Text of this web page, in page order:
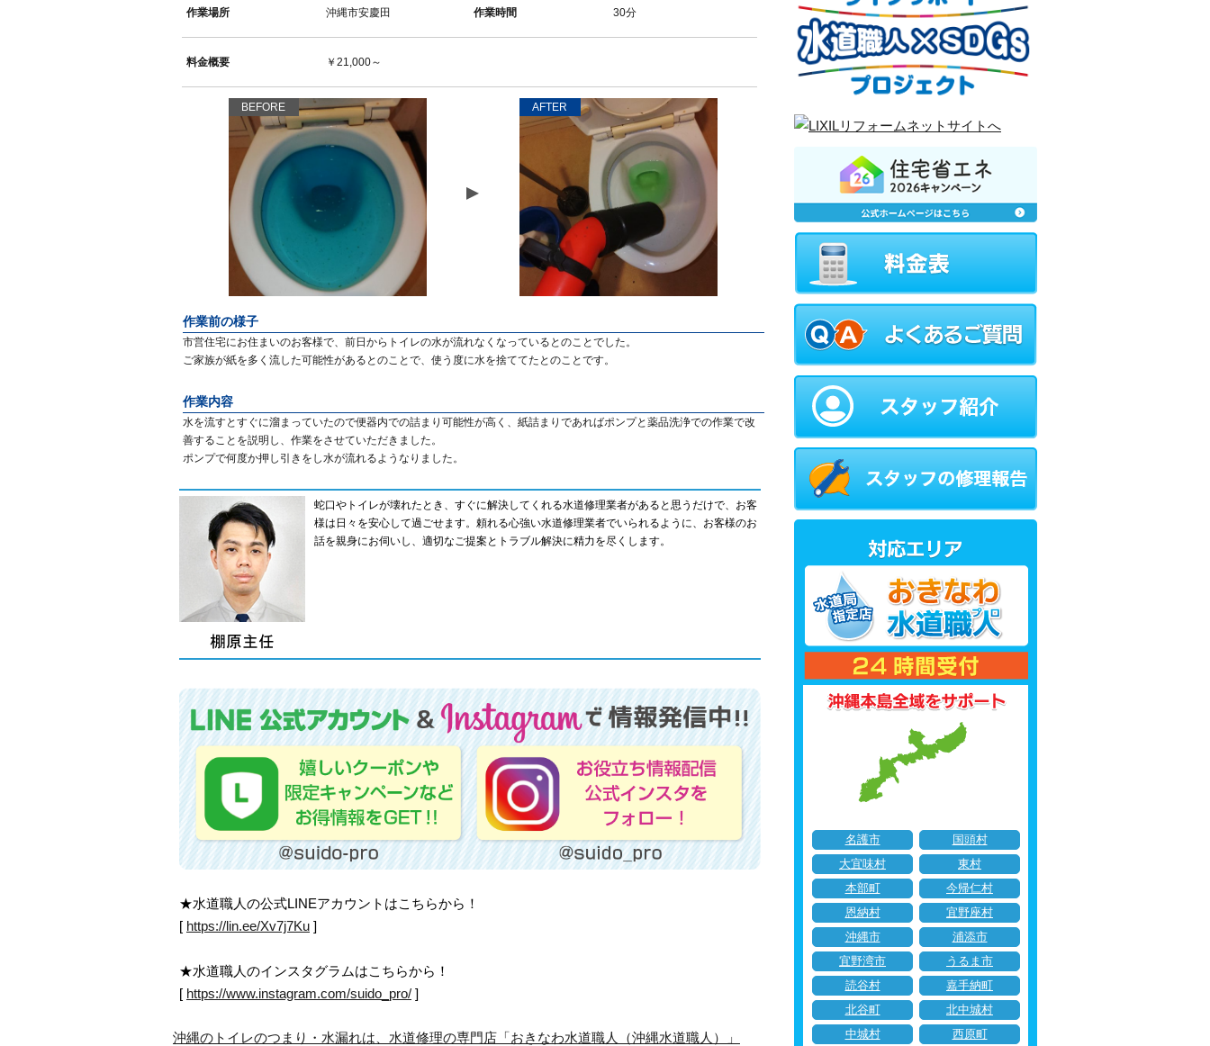
作業場所 沖縄市安慶田 作業時間 30分
料金概要 ￥21,000～
BEFORE AFTER
作業前の様子
市営住宅にお住まいのお客様で、前日からトイレの水が流れなくなっているとのことでした。
ご家族が紙を多く流した可能性があるとのことで、使う度に水を捨ててたとのことです。
作業内容
水を流すとすぐに溜まっていたので便器内での詰まり可能性が高く、紙詰まりであればポンプと薬品洗浄での作業で改
善することを説明し、作業をさせていただきました。
ポンプで何度か押し引きをし水が流れるようなりました。
蛇口やトイレが壊れたとき、すぐに解決してくれる水道修理業者があると思うだけで、お客
様は日々を安心して過ごせます。頼れる心強い水道修理業者でいられるように、お客様のお
話を親身にお伺いし、適切なご提案とトラブル解決に精力を尽くします。
★水道職人の公式LINEアカウントはこちらから！
[ https://lin.ee/Xv7j7Ku ]
★水道職人のインスタグラムはこちらから！
[ https://www.instagram.com/suido_pro/ ]
沖縄のトイレのつまり・水漏れは、水道修理の専門店「おきなわ水道職人（沖縄水道職人）」
名護市
国頭村
大宜味村
東村
本部町
今帰仁村
恩納村
宜野座村
沖縄市
浦添市
宜野湾市
うるま市
読谷村
嘉手納町
北谷町
北中城村
中城村
西原町